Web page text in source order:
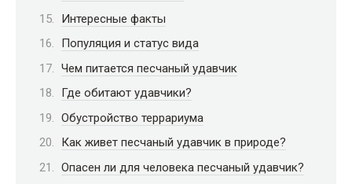
Интересные факты
Популяция и статус вида
Чем питается песчаный удавчик
Где обитают удавчики?
Обустройство террариума
Как живет песчаный удавчик в природе?
Опасен ли для человека песчаный удавчик?